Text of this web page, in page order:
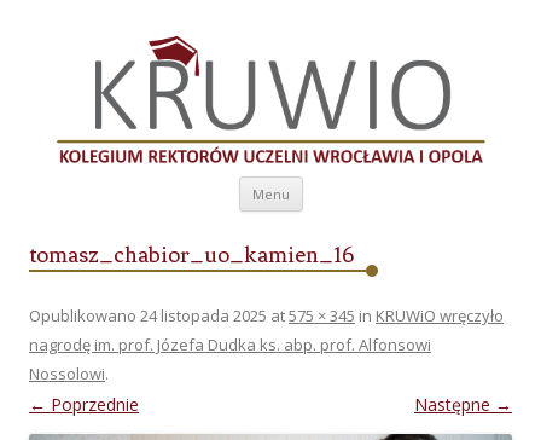
Kolegium Rektorów Uczelni Wrocławia i
Opola
Menu Przeskocz do treści
tomasz_chabior_uo_kamien_16
Opublikowano 24 listopada 2025 at575 × 345 in KRUWiO wręczyło
nagrodę im. prof. Józefa Dudka ks. abp. prof. Alfonsowi
Nossolowi.
← Poprzednie Następne →